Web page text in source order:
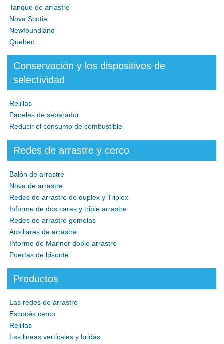
Tanque de arrastre
Nova Scotia
Newfoundland
Quebec
Conservación y los dispositivos de
selectividad
Rejillas
Paneles de separador
Reducir el consumo de combustible
Redes de arrastre y cerco
Balón de arrastre
Nova de arrastre
Redes de arrastre de duplex y Triplex
Informe de dos caras y triple arrastre
Redes de arrastre gemelas
Auxiliares de arrastre
Informe de Mariner doble arrastre
Puertas de bisonte
Productos
Las redes de arrastre
Escocés cerco
Rejillas
Las lineas verticales y bridas